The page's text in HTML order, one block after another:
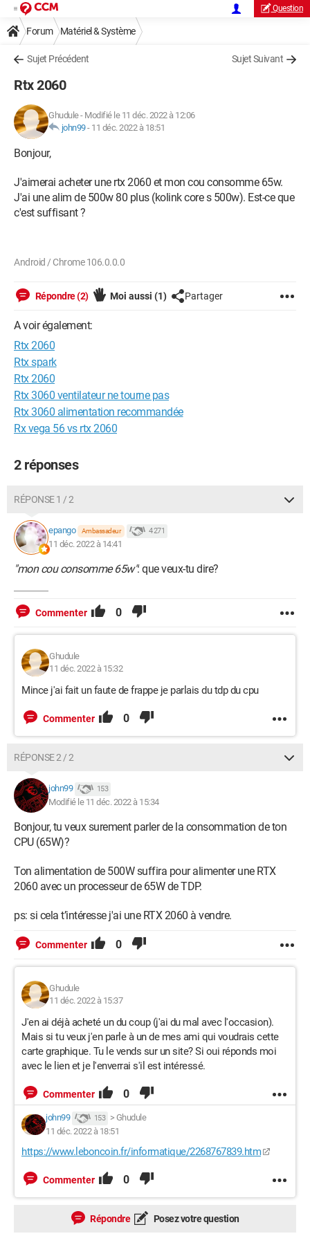
Question
Forum Matériel & Système
Sujet Précédent Sujet Suivant
Rtx 2060
Ghudule- Modifié le 11 déc. 2022 à 12:06
john99- 11 déc. 2022 à 18:51
Bonjour,
J'aimerai acheter une rtx 2060 et mon cou consomme 65w.
J'ai une alim de 500w 80 plus (kolink core s 500w). Est-ce que
c'est suffisant ?
Android / Chrome 106.0.0.0
Répondre (2) Moi aussi (1) Partager
A voir également:
Rtx 2060
Rtx spark
Rtx 2060
Rtx 3060 ventilateur ne tourne pas
Rtx 3060 alimentation recommandée
Rx vega 56 vs rtx 2060
2 réponses
RÉPONSE 1 / 2
epango Ambassadeur 4 271
11 déc. 2022 à 14:41
"mon cou consomme 65w": que veux-tu dire?
Commenter 0
Ghudule
11 déc. 2022 à 15:32
Mince j'ai fait un faute de frappe je parlais du tdp du cpu
Commenter 0
RÉPONSE 2 / 2
john99 153
Modifié le 11 déc. 2022 à 15:34
Bonjour, tu veux surement parler de la consommation de ton
CPU (65W)?
Ton alimentation de 500W suffira pour alimenter une RTX
2060 avec un processeur de 65W de TDP.
ps: si cela t’intéresse j'ai une RTX 2060 à vendre.
Commenter 0
Ghudule
11 déc. 2022 à 15:37
J'en ai déjà acheté un du coup (j'ai du mal avec l'occasion).
Mais si tu veux j'en parle à un de mes ami qui voudrais cette
carte graphique. Tu le vends sur un site? Si oui réponds moi
avec le lien et je l'enverrai s'il est intéressé.
Commenter 0
john99 153 > Ghudule
11 déc. 2022 à 18:51
https://www.leboncoin.fr/informatique/2268767839.htm
Commenter 0
Répondre Posez votre question